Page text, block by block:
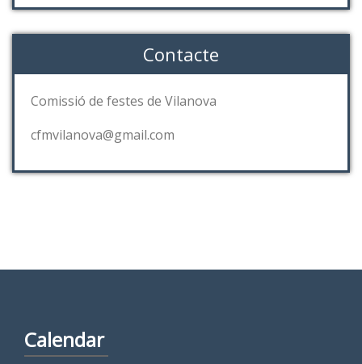
Contacte
Comissió de festes de Vilanova
cfmvilanova@gmail.com
Calendar